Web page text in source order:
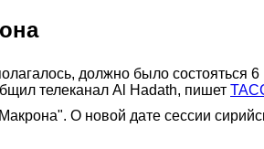
должно было состояться
телеканал Al Hadath, пишет
О новой дате сессии